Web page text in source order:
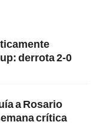
derrota 2-0
a Rosario
crítica